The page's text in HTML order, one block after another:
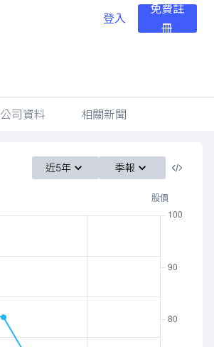
登入
免費註
冊
公司資料 相關新聞
近5年 季報